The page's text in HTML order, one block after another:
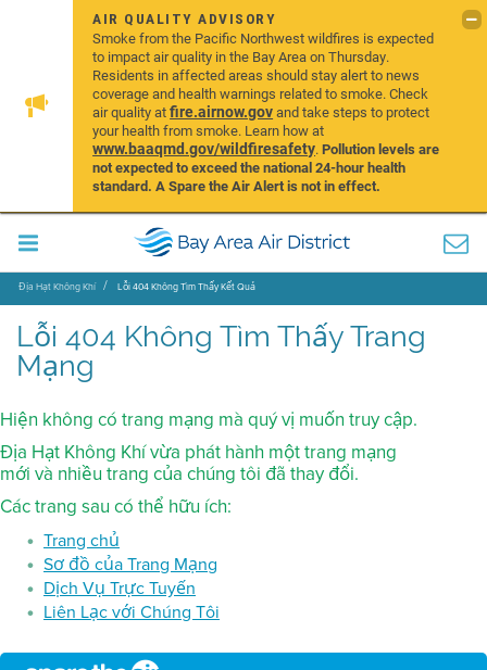
AIR QUALITY ADVISORY
Smoke from the Pacific Northwest wildfires is expected
to impact air quality in the Bay Area on Thursday.
Residents in affected areas should stay alert to news
coverage and health warnings related to smoke. Check
air quality atfire.airnow.govand take steps to protect
your health from smoke. Learn how at
www.baaqmd.gov/wildfiresafety.Pollution levels are
not expected to exceed the national 24-hour health
standard. A Spare the Air Alert is not in effect.
Địa Hạt Không Khí Lỗi 404 Không Tìm Thấy Kết Quả
Lỗi 404 Không Tìm Thấy Trang
Mạng
Hiện không có trang mạng mà quý vị muốn truy cập.
Địa Hạt Không Khí vừa phát hành một trang mạng
mới và nhiều trang của chúng tôi đã thay đổi.
Các trang sau có thể hữu ích:
Trang chủ
Sơ đồ của Trang Mạng
Dịch Vụ Trực Tuyến
Liên Lạc với Chúng Tôi